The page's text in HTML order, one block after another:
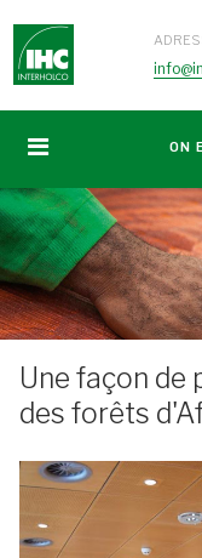
ON
Une façon de
des forêts